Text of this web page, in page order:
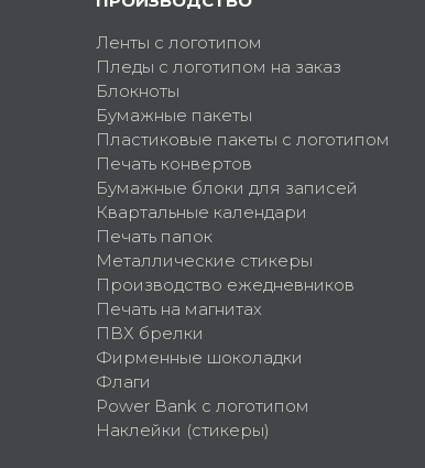
Ленты с логотипом
Пледы с логотипом на заказ
Блокноты
Бумажные пакеты
Пластиковые пакеты с логотипом
Печать конвертов
Бумажные блоки для записей
Квартальные календари
Печать папок
Металлические стикеры
Производство ежедневников
Печать на магнитах
ПВХ брелки
Фирменные шоколадки
Флаги
Power Bank с логотипом
Наклейки (стикеры)